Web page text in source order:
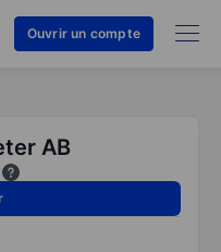
Ouvrir un compte
AB